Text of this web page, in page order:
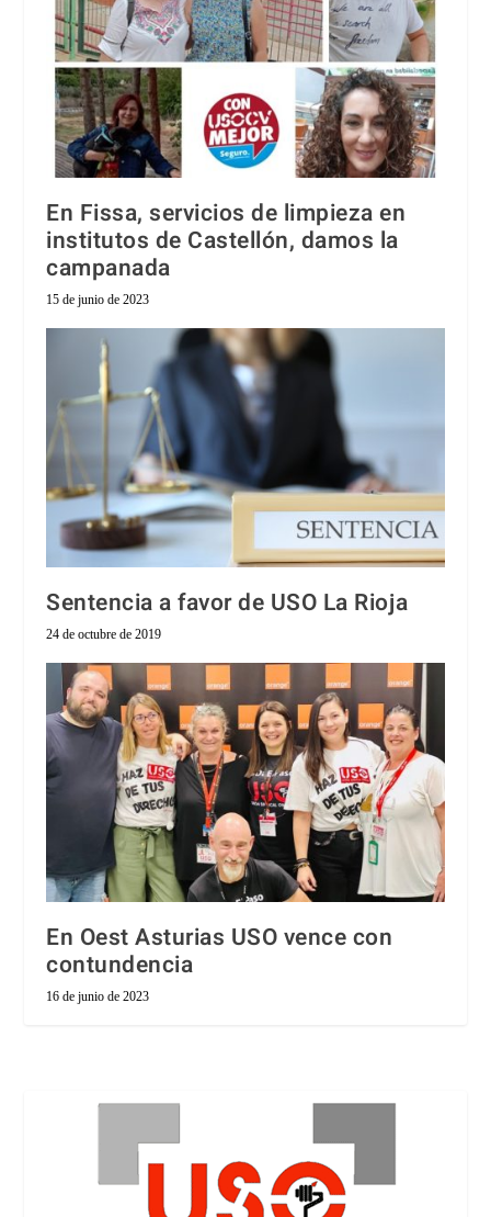
En Fissa, servicios de limpieza en
institutos de Castellón, damos la
campanada
15 de junio de 2023
Sentencia a favor de USO La Rioja
24 de octubre de 2019
En Oest Asturias USO vence con
contundencia
16 de junio de 2023